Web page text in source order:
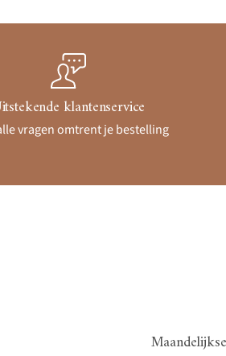
klantenservice
vragen omtrent je bestelling